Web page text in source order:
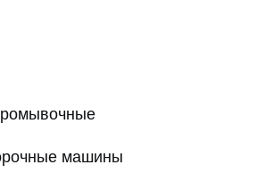
машины